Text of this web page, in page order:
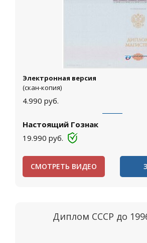
Электронная версия
(скан-копия)
4.990 руб.
Настоящий Гознак
19.990 руб.
СМОТРЕТЬ ВИДЕО
Диплом СССР до